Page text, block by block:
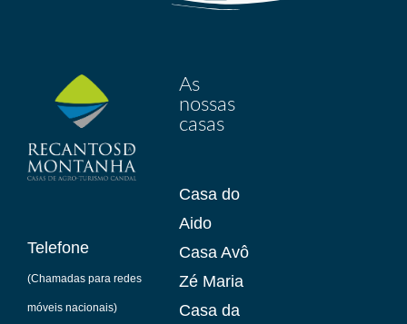
Telefone
(Chamadas para redes
móveis nacionais)
As
nossas
casas
Casa do
Aido
Casa Avô
Zé Maria
Casa da